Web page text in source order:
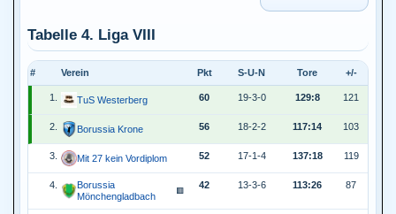
Tabelle 4. Liga VIII
# Verein Pkt S-U-N Tore +/-
1. TuS Westerberg 60 19-3-0 129:8 121
2. Borussia Krone 56 18-2-2 117:14 103
3. Mit 27 kein Vordiplom 52 17-1-4 137:18 119
4.
Borussia
Mönchengladbach
🟥
42 13-3-6 113:26 87